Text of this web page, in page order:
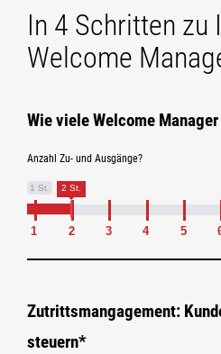
In 4 Schritten zu
Welcome
Wie viele Welcome
Anzahl Zu- und Ausgänge?
1 St. 2 St.
1 2 3 4 5
Zutrittsmangagement:
steuern*